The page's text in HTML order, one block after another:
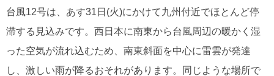
台風12号は、あす31日(火)にかけて九州付近でほとんど停
滞する見込みです。西日本に南東から台風周辺の暖かく湿
った空気が流れ込むため、南東斜面を中心に雷雲が発達
し、激しい雨が降るおそれがあります。同じような場所で